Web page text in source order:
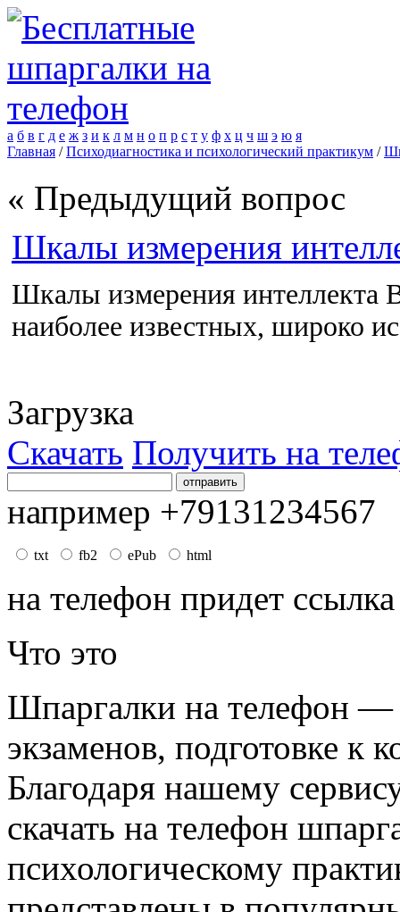
а б в г д е ж з и к л м н о п р с т у ф х ц ч ш э ю я
Главная /Психодиагностика и психологический практикум /
« Предыдущий вопрос
Шкалы измерения
Шкалы измерения
наиболее известных, широко ис
Загрузка
Скачать Получить на
например +79131234567
txt fb2 ePub html
на телефон придет
Что это
Шпаргалки на телефон —
экзаменов, подготовке к
Благодаря нашему
скачать на телефон
психологическому